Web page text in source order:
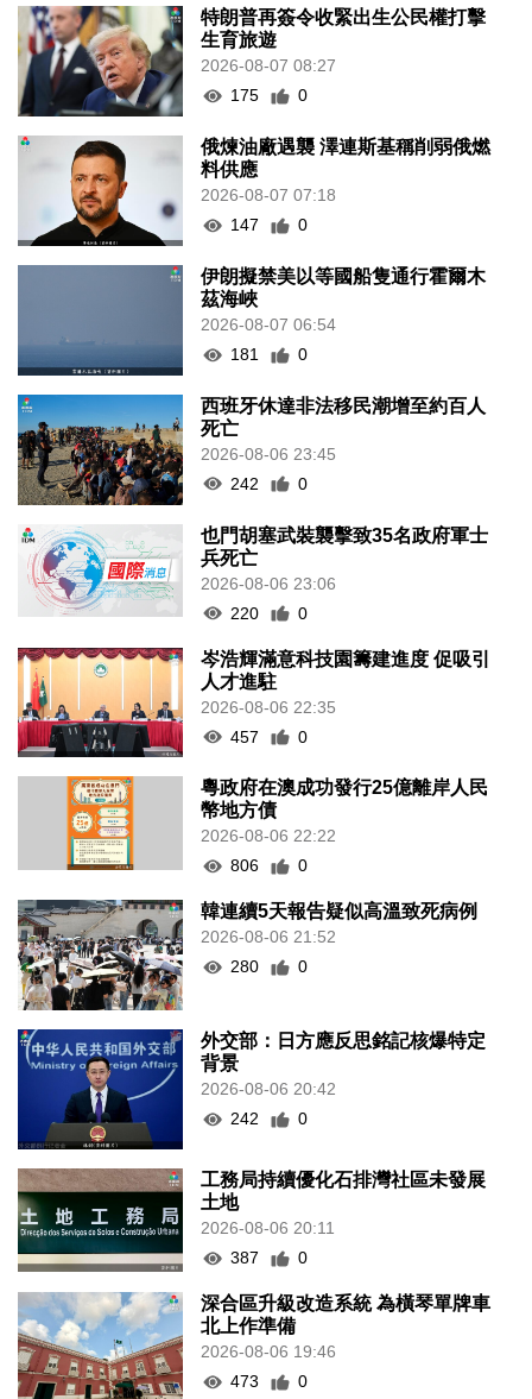
特朗普再簽令收緊出生公民權打擊
生育旅遊
2026-08-07 08:27
175
0
俄煉油廠遇襲 澤連斯基稱削弱俄燃
料供應
2026-08-07 07:18
147
0
伊朗擬禁美以等國船隻通行霍爾木
茲海峽
2026-08-07 06:54
181
0
西班牙休達非法移民潮增至約百人
死亡
2026-08-06 23:45
242
0
也門胡塞武裝襲擊致35名政府軍士
兵死亡
2026-08-06 23:06
220
0
岑浩輝滿意科技園籌建進度 促吸引
人才進駐
2026-08-06 22:35
457
0
粵政府在澳成功發行25億離岸人民
幣地方債
2026-08-06 22:22
806
0
韓連續5天報告疑似高溫致死病例
2026-08-06 21:52
280
0
外交部：日方應反思銘記核爆特定
背景
2026-08-06 20:42
242
0
工務局持續優化石排灣社區未發展
土地
2026-08-06 20:11
387
0
深合區升級改造系統 為橫琴單牌車
北上作準備
2026-08-06 19:46
473
0